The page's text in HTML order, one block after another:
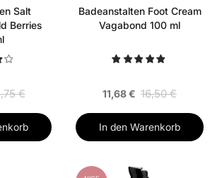
Salt
Berries
€
Badeanstalten Foot Cream
Vagabond 100 ml
11,68 € 16,50 €
In den Warenkorb